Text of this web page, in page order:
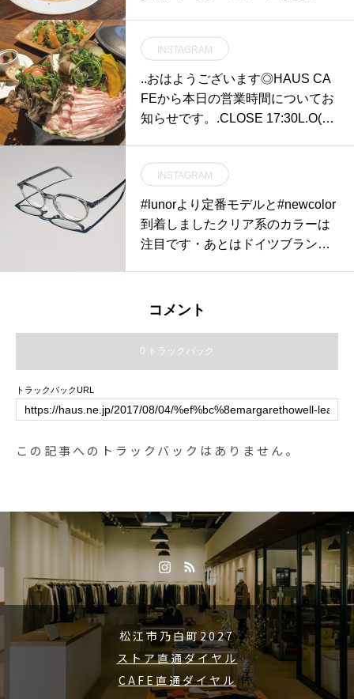
ク。スタッフの中でも1番人気が
あるパスタです◎ ぜひお試しくだ
さいね〜！..11時30分からのみの
ご予約になりますが、土日祝もラ
皆様のご来店心よりお待ちしてお
ります♡…#lunch #ランチ#パスタ
#日替わり #spaghetti #pasta#エビ
とモッツァレラ#アメリケーヌソ
ース #サラダ #スープ #cafestagra
m #instafood #cafe #カフェ #カフ
ェ巡り #hausmatsue #haus_matsu
島根カフェ#島根旅行
INSTAGRAM
..おはようございます◎HAUS CA
FEから本日の営業時間についてお
知らせです。.CLOSE 17:30L.O(ラ
ら本日は団体様のご利用により17
時30分で一度閉店とさせていただ
きます。ディナー営業は19時から
とさせていただきます。ご迷惑を
いいたします。..※貸切営業ではあ
待ちしております。…#営業時間
のお知らせ #鍋 #焙煎 #ごま豆乳鍋
#魚介 #フレンチ鍋#スモークサー
stafood #cafe #カフェ #カフェ巡
江カフェ #島根カフェ#松江 #島根
INSTAGRAM
#lunorより定番モデルと#newcolor
到着しましたクリア系のカラーは
注目です・あとはドイツブランド
sue #島根#松江#松江メガネ#生活
コメント
0 トラックバック
トラックバックURL
この記事へのトラックバックはありません。
松江市乃白町2027
ストア直通ダイヤル
CAFE直通ダイヤル